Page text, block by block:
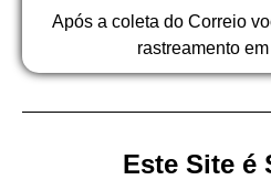
Após a coleta do Correio
rastreamento
Este Site é